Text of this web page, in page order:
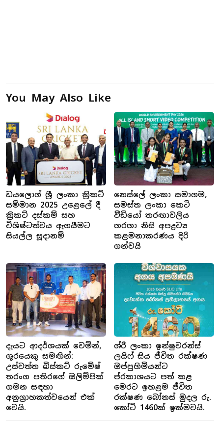
You May Also Like
ඩයලොග් ශ්‍රී ලංකා ක්‍රිකට්
සම්මාන 2025 උළෙලේ දී
ක්‍රිකට් දස්කම් සහ
විශිෂ්ටත්වය ඇගයීමට
සියල්ල සූදානම්
නෙස්ලේ ලංකා සමාගම,
සමස්ත ලංකා කෙටි
වීඩියෝ තරඟාවලිය
හරහා නිසි අපද්‍රව්‍ය
කළමනාකරණය දිරි
ගන්වයි
දැයට ආදර්ශයක් වෙමින්,
ශූරයෙකු සමඟින්:
උස්වත්ත බිස්කට් රුමේෂ්
තරංග පතිරගේ ඔලිම්පික්
ගමන සඳහා
අනුග්‍රාහකත්වයෙන් එක්
වෙයි.
ශ්රී ලංකා ඉන්ෂුවරන්ස්
ලයිෆ් සිය ජීවිත රක්ෂණ
ඔප්පුහිමියන්ට
ප්රකාශයට පත් කළ
මෙරට ඉහළම ජීවිත
රක්ෂණ බෝනස් මුදල රු.
කෝටි 1460ක් ඉක්මවයි.